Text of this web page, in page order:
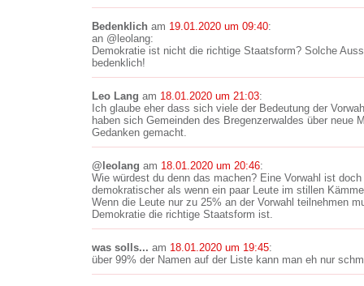
Bedenklich am 19.01.2020 um 09:40:
an @leolang:
Demokratie ist nicht die richtige Staatsform? Solche
bedenklich!
Leo Lang am 18.01.2020 um 21:03:
Ich glaube eher dass sich viele der Bedeutung der
haben sich Gemeinden des Bregenzerwaldes über neue
Gedanken gemacht.
@leolang am 18.01.2020 um 20:46:
Wie würdest du denn das machen? Eine Vorwahl ist
demokratischer als wenn ein paar Leute im stillen
Wenn die Leute nur zu 25% an der Vorwahl teilnehmen
Demokratie die richtige Staatsform ist.
was solls... am 18.01.2020 um 19:45:
über 99% der Namen auf der Liste kann man eh nur